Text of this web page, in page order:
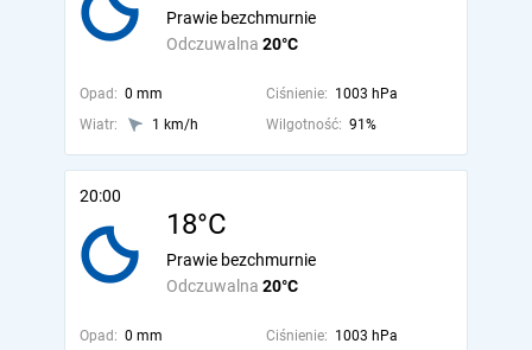
Odczuwalna 20°C
Prawie bezchmurnie
Opad: 0 mm Ciśnienie: 1003 hPa
Wiatr:
1 km/h Wilgotność: 91%
20:00
18°C
Odczuwalna 20°C
Prawie bezchmurnie
Opad: 0 mm Ciśnienie: 1003 hPa